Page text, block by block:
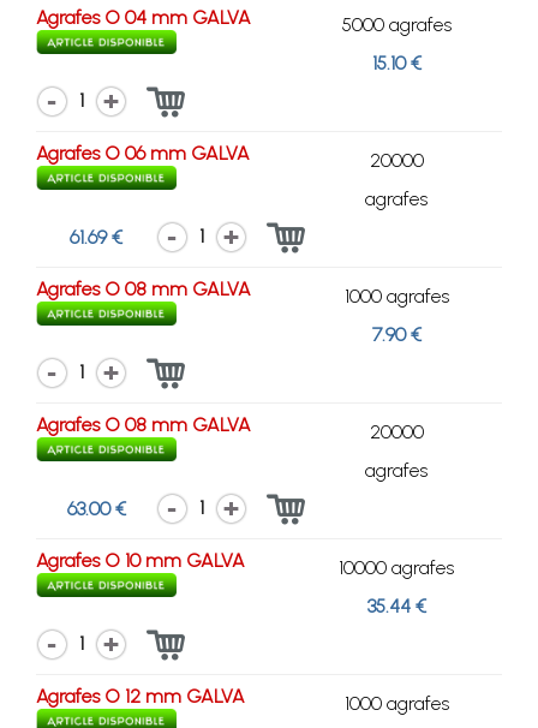
Agrafes O 04 mm GALVA
5000 agrafes
15.10 €
1
Agrafes O 06 mm GALVA
20000
agrafes
61.69 €
1
Agrafes O 08 mm GALVA
1000 agrafes
7.90 €
1
Agrafes O 08 mm GALVA
20000
agrafes
63.00 €
1
Agrafes O 10 mm GALVA
10000 agrafes
35.44 €
1
Agrafes O 12 mm GALVA
1000 agrafes